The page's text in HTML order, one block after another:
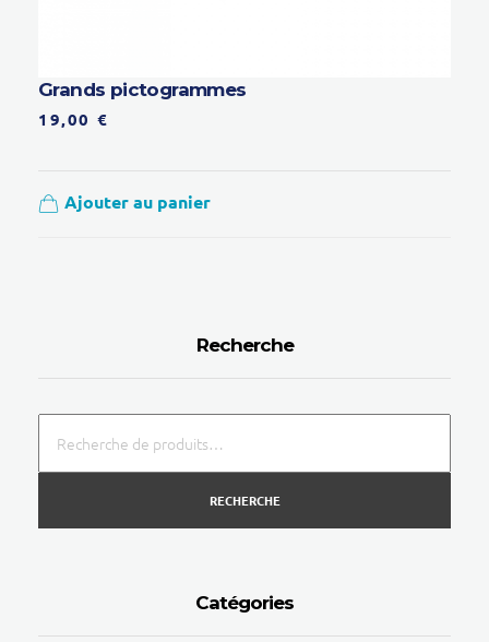
Grands pictogrammes
19,00 €
Ajouter au panier
Recherche
RECHERCHE
Catégories